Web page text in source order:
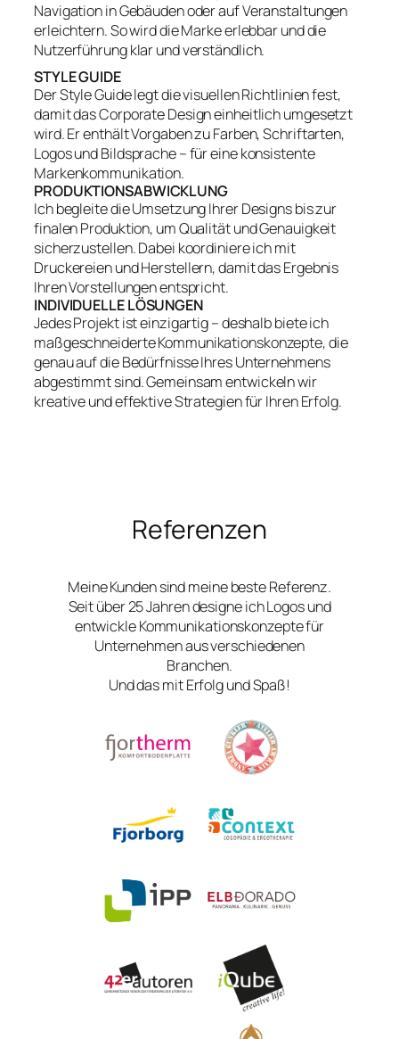
Navigation in Gebäuden oder auf Veranstaltungen
erleichtern. So wird die Marke erlebbar und die
Nutzerführung klar und verständlich.
STYLE GUIDE
Der Style Guide legt die visuellen Richtlinien fest,
damit das Corporate Design einheitlich umgesetzt
wird. Er enthält Vorgaben zu Farben, Schriftarten,
Logos und Bildsprache – für eine konsistente
Markenkommunikation.
PRODUKTIONSABWICKLUNG
Ich begleite die Umsetzung Ihrer Designs bis zur
finalen Produktion, um Qualität und Genauigkeit
sicherzustellen. Dabei koordiniere ich mit
Druckereien und Herstellern, damit das Ergebnis
Ihren Vorstellungen entspricht.
INDIVIDUELLE LÖSUNGEN
Jedes Projekt ist einzigartig – deshalb biete ich
maßgeschneiderte Kommunikationskonzepte, die
genau auf die Bedürfnisse Ihres Unternehmens
abgestimmt sind. Gemeinsam entwickeln wir
kreative und effektive Strategien für Ihren Erfolg.
Referenzen
Meine Kunden sind meine beste Referenz.
Seit über 25 Jahren designe ich Logos und
entwickle Kommunikationskonzepte für
Unternehmen aus verschiedenen
Branchen.
Und das mit Erfolg und Spaß!